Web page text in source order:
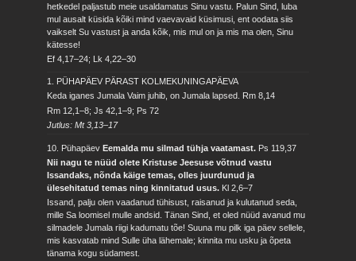
hetkedel paljastub meie usaldamatus Sinu vastu. Palun Sind, luba
mul ausalt küsida kõiki mind vaevavaid küsimusi, ent oodata siis
vaikselt Su vastust ja anda kõik, mis mul on ja mis ma olen, Sinu
kätesse!
Ef 4,17–24; Lk 4,22–30
1. PÜHAPÄEV PÄRAST KOLMEKUNINGAPÄEVA
Keda iganes Jumala Vaim juhib, on Jumala lapsed. Rm 8,14
Rm 12,1–8; Js 42,1–9; Ps 72
Jutlus: Mt 3,13–17
10. PühapäevEemalda mu silmad tühja vaatamast. Ps 119,37
Nii nagu te nüüd olete Kristuse Jeesuse võtnud vastu
Issandaks, nõnda käige temas, olles juurdunud ja
ülesehitatud temas ning kinnitatud usus. Kl 2,6–7
Issand, palju olen vaadanud tühisust, raisanud ja kulutanud seda,
mille Sa loomisel mulle andsid. Tänan Sind, et oled nüüd avanud mu
silmadele Jumala riigi kadumatu tõe! Suuna mu pilk iga päev sellele,
mis kasvatab mind Sulle üha lähemale; kinnita mu usku ja õpeta
tänama kogu südamest.